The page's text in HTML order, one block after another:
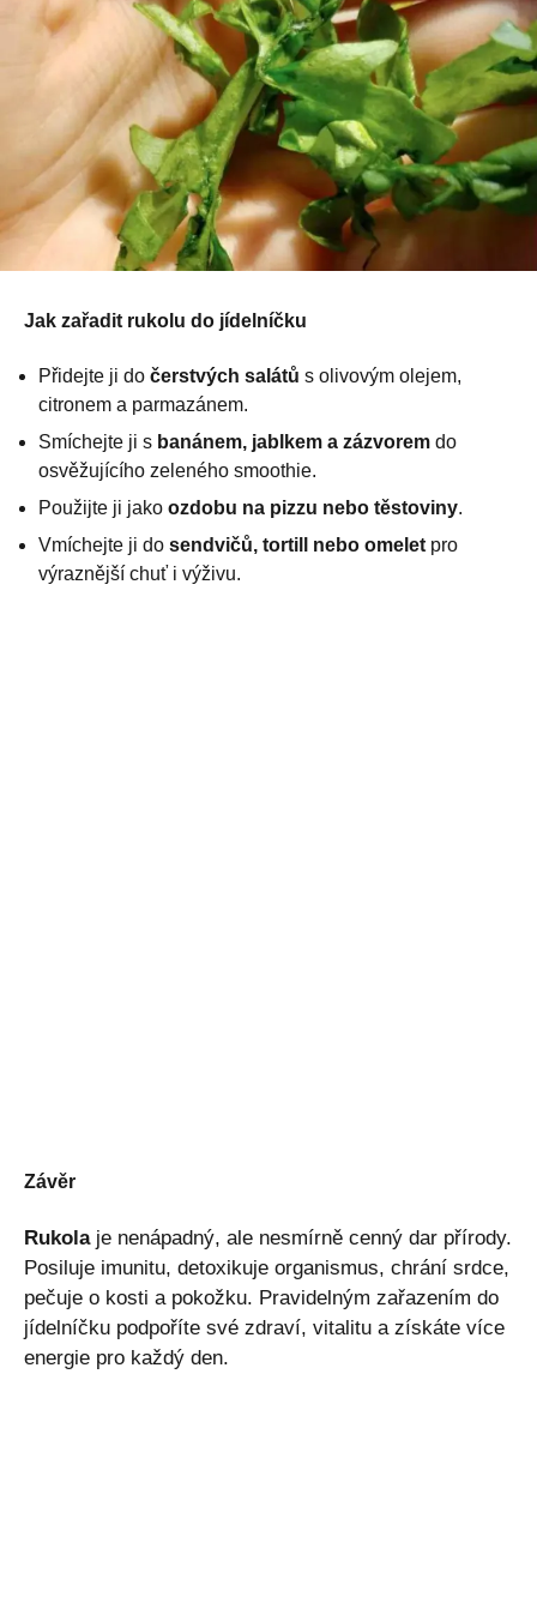
Jak zařadit rukolu do jídelníčku
Přidejte ji do čerstvých salátů s olivovým olejem,
citronem a parmazánem.
Smíchejte ji s banánem, jablkem a zázvorem do
osvěžujícího zeleného smoothie.
Použijte ji jako ozdobu na pizzu nebo těstoviny.
Vmíchejte ji do sendvičů, tortill nebo omelet pro
výraznější chuť i výživu.
Závěr
Rukolaje nenápadný, ale nesmírně cenný dar přírody.
Posiluje imunitu, detoxikuje organismus, chrání srdce,
pečuje o kosti a pokožku. Pravidelným zařazením do
jídelníčku podpoříte své zdraví, vitalitu a získáte více
energie pro každý den.